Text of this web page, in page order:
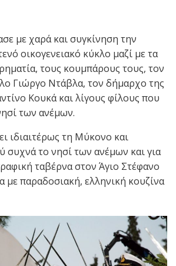
με χαρά και συγκίνηση την
οικογενειακό κύκλο μαζί με τα
τους κουμπάρους τους, τον
Γιώργο Ντάβλα, τον δήμαρχο της
Κουκά και λίγους φίλους που
των ανέμων.
ιδιαιτέρως τη Μύκονο και
συχνά το νησί των ανέμων και για
ταβέρνα στον Άγιο Στέφανο
παραδοσιακή, ελληνική κουζίνα